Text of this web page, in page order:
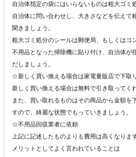
自治体指定の袋にはいらないものは粗大ゴミ
自治体に問い合わせし、大きさなどを伝えて
聞きましょう。
粗大ゴミ処分のシールは郵便局、もしくはコ
不用品となった掃除機に貼り付け、自治体が
だしましょう。
☆新しく買い換える場合は家電量販店で下取
新しく買い換える場合は無料で引き取ってく
また、買い取れるものはその商品から金額を
すので、綺麗な状態でもっていきましょう。
☆不用品回収業者に依頼
上記に記述したものよりも費用は高くなります
メリットとしてよく言われていることは